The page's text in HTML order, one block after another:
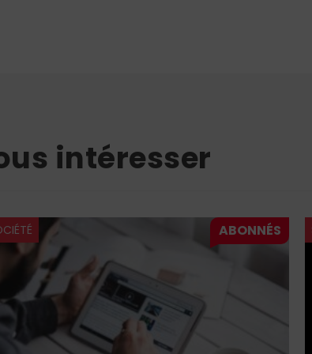
intéresser